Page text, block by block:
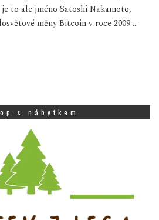
to ale jméno Satoshi Nakamoto,
měny Bitcoin v roce 2009 ...
s nábytkem